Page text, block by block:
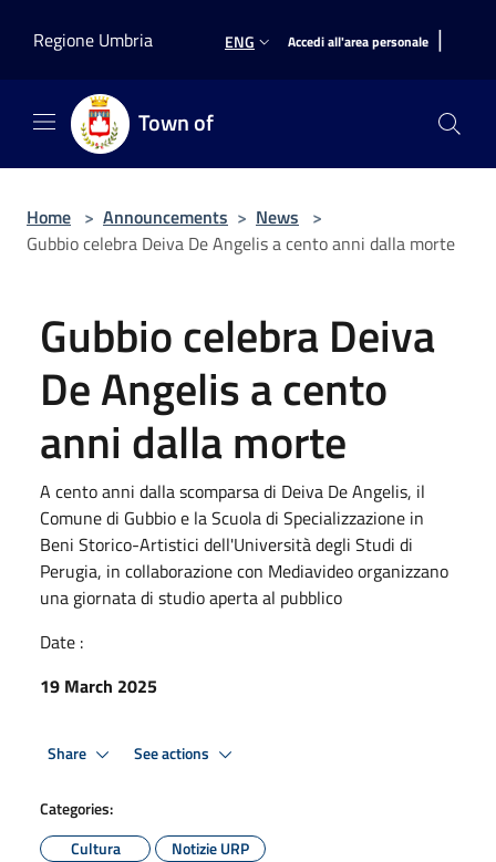
Regione Umbria
ENG Accedi all'area personale |
Town of
Home > Announcements > News >
Gubbio celebra Deiva De Angelis a cento anni dalla morte
Gubbio celebra Deiva
De Angelis a cento
anni dalla morte
A cento anni dalla scomparsa di Deiva De Angelis, il
Comune di Gubbio e la Scuola di Specializzazione in
Beni Storico-Artistici dell'Università degli Studi di
Perugia, in collaborazione con Mediavideo organizzano
una giornata di studio aperta al pubblico
Date :
19 March 2025
Share See actions
Categories:
Cultura
Notizie URP